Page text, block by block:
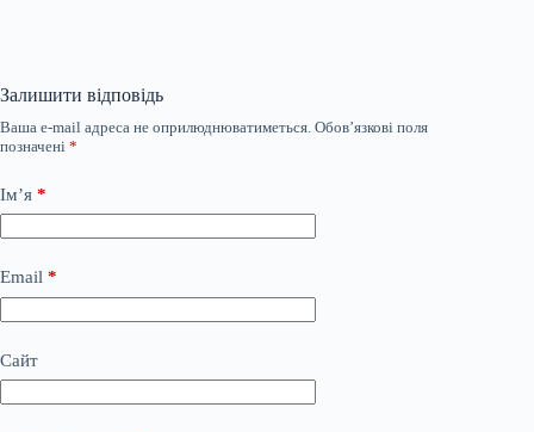
Залишити відповідь
Ваша e-mail адреса не оприлюднюватиметься. Обов’язкові поля
позначені *
Ім’я *
Email *
Сайт